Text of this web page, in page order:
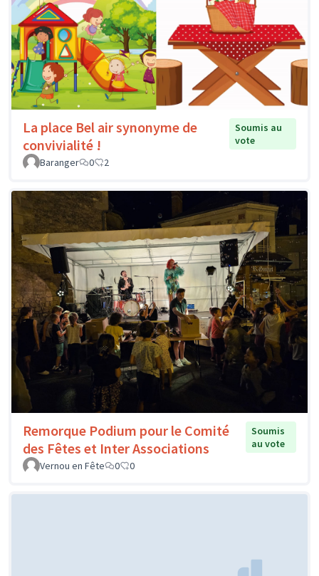
La place Bel air synonyme de
convivialité !
Soumis au
vote
Baranger
0 2
Remorque Podium pour le Comité
des Fêtes et Inter Associations
Soumis
au vote
Vernou en Fête
0 0